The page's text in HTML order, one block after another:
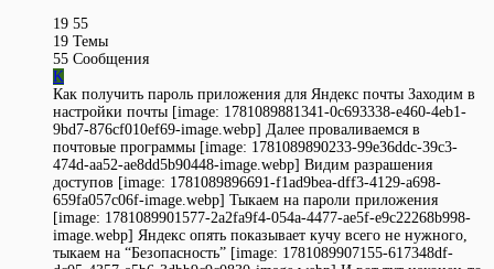
19 55
19 Темы
55 Сообщения
K
Как получить пароль приложения для Яндекс почты Заходим в
настройки почты [image: 1781089881341-0c693338-e460-4eb1-
9bd7-876cf010ef69-image.webp] Далее проваливаемся в
почтовые программы [image: 1781089890233-99e36ddc-39c3-
474d-aa52-ae8dd5b90448-image.webp] Видим разрашения
доступов [image: 1781089896691-f1ad9bea-dff3-4129-a698-
659fa057c06f-image.webp] Тыкаем на пароли приложения
[image: 1781089901577-2a2fa9f4-054a-4477-ae5f-e9c22268b998-
image.webp] Яндекс опять показывает кучу всего не нужного,
тыкаем на “Безопасность” [image: 1781089907155-617348df-